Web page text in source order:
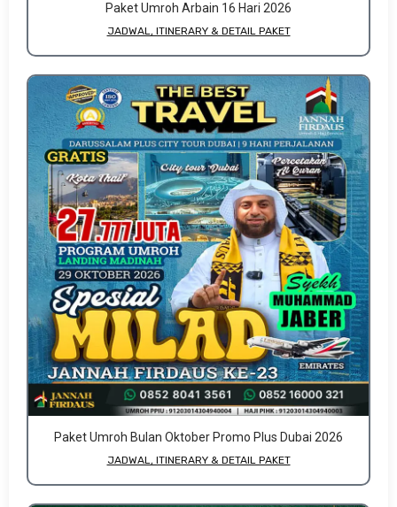
Paket Umroh Arbain 16 Hari 2026
JADWAL, ITINERARY & DETAIL PAKET
Paket Umroh Bulan Oktober Promo Plus Dubai 2026
JADWAL, ITINERARY & DETAIL PAKET